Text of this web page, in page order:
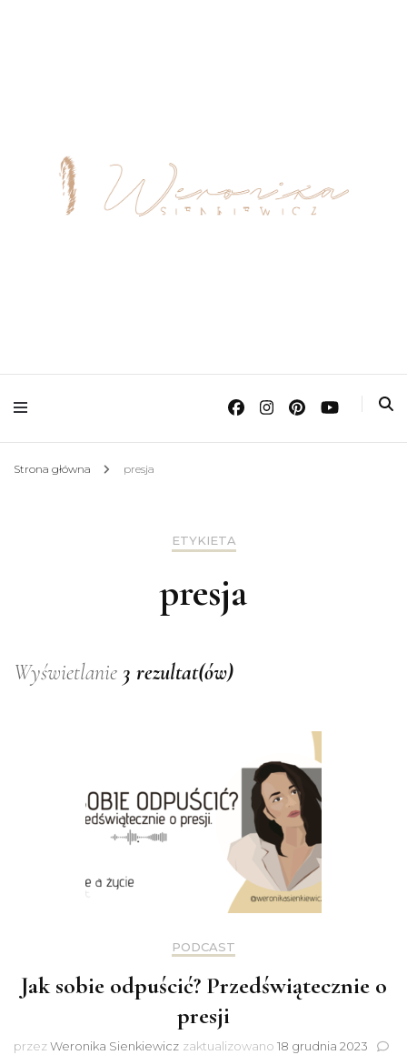
Strona główna presja
ETYKIETA
presja
Wyświetlanie 3 rezultat(ów)
PODCAST
Jak sobie odpuścić? Przedświątecznie o
presji
przezWeronika Sienkiewicz zaktualizowano 18 grudnia 2023